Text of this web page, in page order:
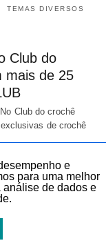
TEMAS DIVERSOS
Club do
mais de 25
Club do crochê
de crochê
e
para uma melhor
de dados e